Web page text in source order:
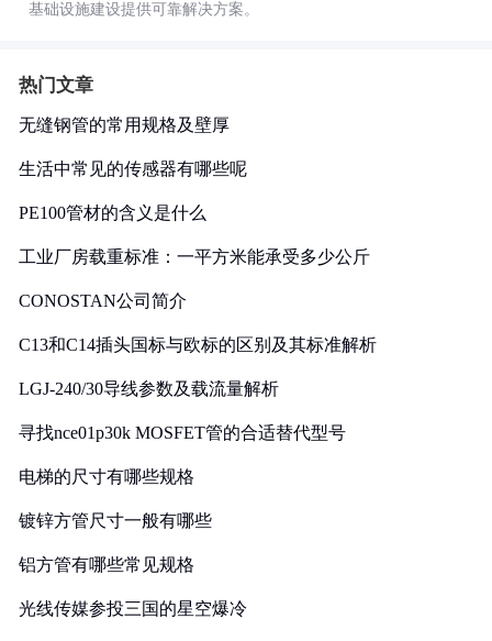
基础设施建设提供可靠解决方案。
热门文章
无缝钢管的常用规格及壁厚
生活中常见的传感器有哪些呢
PE100管材的含义是什么
工业厂房载重标准：一平方米能承受多少公斤
CONOSTAN公司简介
C13和C14插头国标与欧标的区别及其标准解析
LGJ-240/30导线参数及载流量解析
寻找nce01p30k MOSFET管的合适替代型号
电梯的尺寸有哪些规格
镀锌方管尺寸一般有哪些
铝方管有哪些常见规格
光线传媒参投三国的星空爆冷